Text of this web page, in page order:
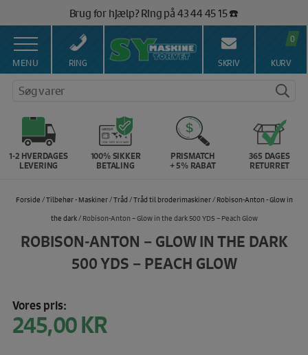
indholdet
Brug for hjælp? Ring på 43 44 45 15 ☎️
Vi matcher alle danske priser 💰
MENU RING SKRIV
0
KURV
Søg varer
1-2 HVERDAGES
LEVERING
100% SIKKER
BETALING
PRISMATCH
+ 5% RABAT
365 DAGES
RETURRET
Forside /Tilbehør - Maskiner/Tråd /Tråd til broderimaskiner/ Robison-Anton - Glow in
the dark/ Robison-Anton – Glow in the dark 500 YDS – Peach Glow
ROBISON-ANTON – GLOW IN THE DARK
500 YDS – PEACH GLOW
Vores pris:
245,00KR